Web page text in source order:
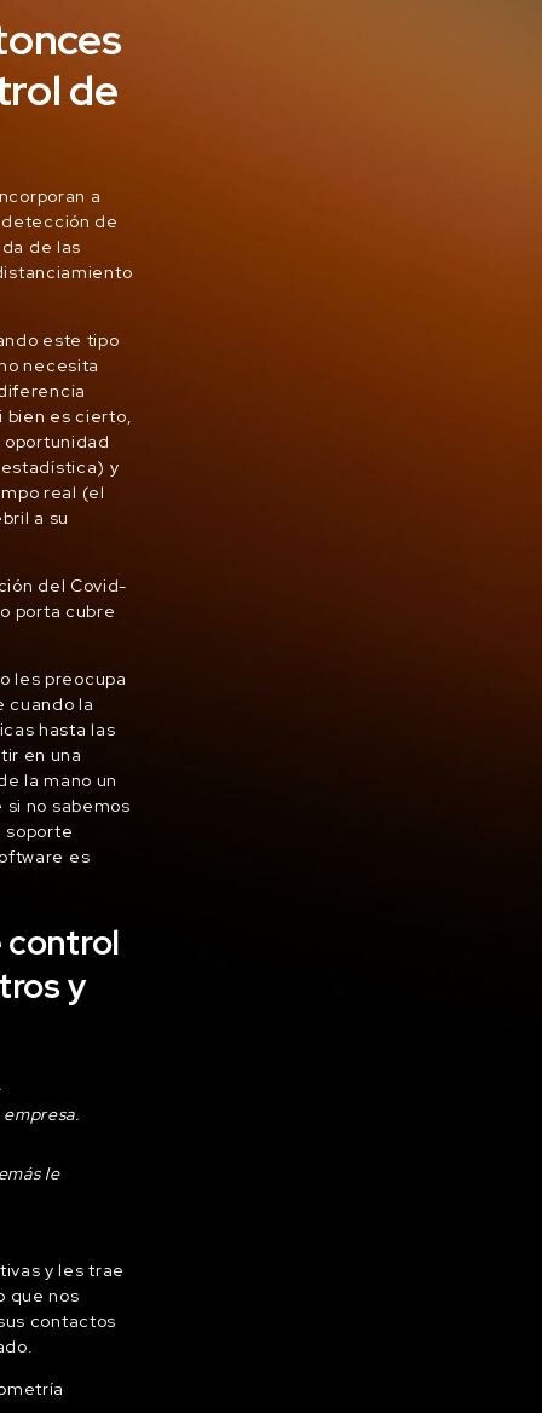
de
a
de
de las
este tipo
necesita
es cierto,
y
real (el
a su
del Covid-
porta cubre
les preocupa
cuando la
hasta las
en una
la mano un
no sabemos
soporte
es
control
y
le
y les trae
que nos
contactos